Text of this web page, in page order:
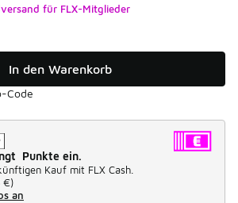
für FLX-Mitglieder
In den Warenkorb
Code
Punkte ein.
Kauf mit FLX Cash.
€)
an